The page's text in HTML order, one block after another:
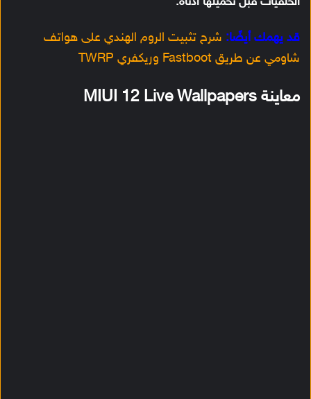
قد يهمك أيضًا: شرح تثبيت الروم الهندي على هواتف
شاومي عن طريق Fastboot وريكفري TWRP
معاينة MIUI 12 Live Wallpapers